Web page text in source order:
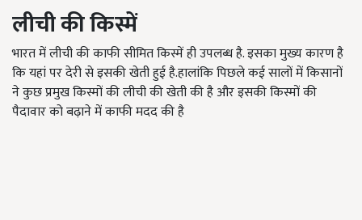
लीची की किस्में
भारत में लीची की काफी सीमित किस्में ही उपलब्ध है. इसका मुख्य कारण है
कि यहां पर देरी से इसकी खेती हुई है.हालांकि पिछले कई सालों में किसानों
ने कुछ प्रमुख किस्मों की लीची की खेती की है और इसकी किस्मों की
पैदावार को बढ़ाने में काफी मदद की है